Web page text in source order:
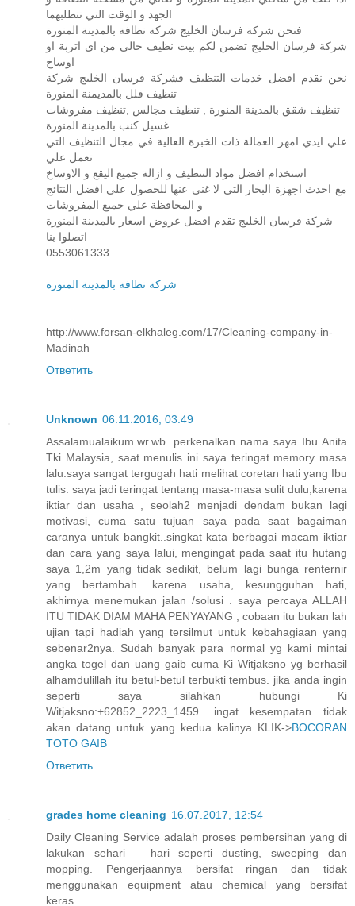
الجهد و الوقت التي تتطلبهما
فنحن شركة فرسان الخليج شركة نظافة بالمدينة المنورة
شركة فرسان الخليج تضمن لكم بيت نظيف خالي من اي اتربة او
اوساخ
نحن نقدم افضل خدمات التنظيف فشركة فرسان الخليج شركة
تنظيف فلل بالمديمنة المنورة
تنظيف شقق بالمدينة المنورة , تنظيف مجالس ,تنظيف مفروشات
غسيل كنب بالمدينة المنورة
علي ايدي امهر العمالة ذات الخبرة العالية في مجال التنظيف التي
تعمل علي
استخدام افضل مواد التنظيف و ازالة جميع اليقع و الاوساخ
مع احدث اجهزة البخار التي لا غني عنها للحصول علي افضل النتائج
و المحافظة علي جميع المفروشات
شركة فرسان الخليج تقدم افضل عروض اسعار بالمدينة المنورة
اتصلوا بنا
0553061333
شركة نظافة بالمدينة المنورة
http://www.forsan-elkhaleg.com/17/Cleaning-company-in-
Madinah
Ответить
Unknown 06.11.2016, 03:49
Assalamualaikum.wr.wb. perkenalkan nama saya Ibu Anita
Tki Malaysia, saat menulis ini saya teringat memory masa
lalu.saya sangat tergugah hati melihat coretan hati yang Ibu
tulis. saya jadi teringat tentang masa-masa sulit dulu,karena
iktiar dan usaha , seolah2 menjadi dendam bukan lagi
motivasi, cuma satu tujuan saya pada saat bagaiman
caranya untuk bangkit..singkat kata berbagai macam iktiar
dan cara yang saya lalui, mengingat pada saat itu hutang
saya 1,2m yang tidak sedikit, belum lagi bunga renternir
yang bertambah. karena usaha, kesungguhan hati,
akhirnya menemukan jalan /solusi . saya percaya ALLAH
ITU TIDAK DIAM MAHA PENYAYANG , cobaan itu bukan lah
ujian tapi hadiah yang tersilmut untuk kebahagiaan yang
sebenar2nya. Sudah banyak para normal yg kami mintai
angka togel dan uang gaib cuma Ki Witjaksno yg berhasil
alhamdulillah itu betul-betul terbukti tembus. jika anda ingin
seperti saya silahkan hubungi Ki
Witjaksno:+62852_2223_1459. ingat kesempatan tidak
akan datang untuk yang kedua kalinya KLIK->BOCORAN
TOTO GAIB
Ответить
grades home cleaning 16.07.2017, 12:54
Daily Cleaning Service adalah proses pembersihan yang di
lakukan sehari – hari seperti dusting, sweeping dan
mopping. Pengerjaannya bersifat ringan dan tidak
menggunakan equipment atau chemical yang bersifat
keras.